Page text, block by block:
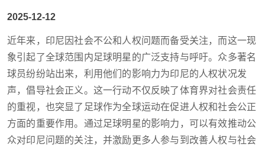
2025-12-12
近年来，印尼因社会不公和人权问题而备受关注，而这一现
象引起了全球范围内足球明星的广泛支持与呼吁。众多著名
球员纷纷站出来，利用他们的影响力为印尼的人权状况发
声，倡导社会正义。这一行动不仅反映了体育界对社会责任
的重视，也突显了足球作为全球运动在促进人权和社会公正
方面的重要作用。通过足球明星的影响力，可以有效推动公
众对印尼问题的关注，并激励更多人参与到改善人权与社会